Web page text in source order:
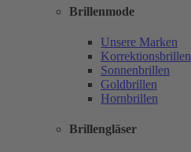
Brillenmode
Unsere Marken
Korrektionsbrillen
Sonnenbrillen
Goldbrillen
Hornbrillen
Brillengläser